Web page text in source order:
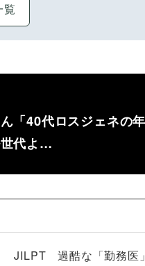
覧
「40代ロスジェネの
代よ…
JILPT 過酷な「勤務医